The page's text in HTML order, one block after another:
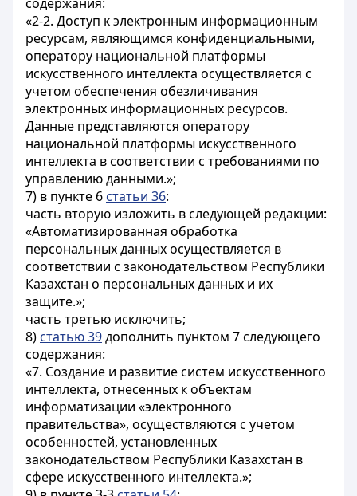
«2-2. Доступ к электронным информационным
ресурсам, являющимся конфиденциальными,
оператору национальной платформы
искусственного интеллекта осуществляется с
учетом обеспечения обезличивания
электронных информационных ресурсов.
Данные представляются оператору
национальной платформы искусственного
интеллекта в соответствии с требованиями по
управлению данными.»;
7) в пункте 6 статьи 36:
часть вторую изложить в следующей редакции:
«Автоматизированная обработка
персональных данных осуществляется в
соответствии с законодательством Республики
Казахстан о персональных данных и их
защите.»;
часть третью исключить;
8) статью 39дополнить пунктом 7 следующего
содержания:
«7. Создание и развитие систем искусственного
интеллекта, отнесенных к объектам
информатизации «электронного
правительства», осуществляются с учетом
особенностей, установленных
законодательством Республики Казахстан в
сфере искусственного интеллекта.»;